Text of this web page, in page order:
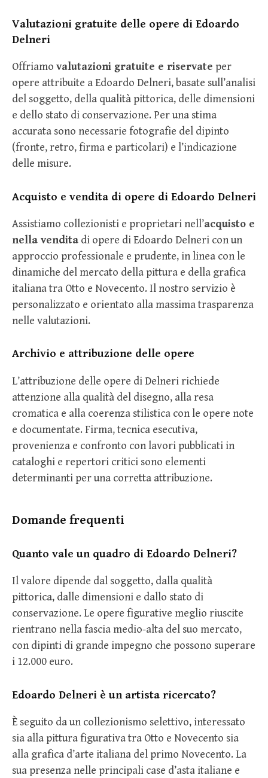
Valutazioni gratuite delle opere di Edoardo
Delneri
Offriamo valutazioni gratuite e riservate per
opere attribuite a Edoardo Delneri, basate sull’analisi
del soggetto, della qualità pittorica, delle dimensioni
e dello stato di conservazione. Per una stima
accurata sono necessarie fotografie del dipinto
(fronte, retro, firma e particolari) e l’indicazione
delle misure.
Acquisto e vendita di opere di Edoardo Delneri
Assistiamo collezionisti e proprietari nell’acquisto e
nella vendita di opere di Edoardo Delneri con un
approccio professionale e prudente, in linea con le
dinamiche del mercato della pittura e della grafica
italiana tra Otto e Novecento. Il nostro servizio è
personalizzato e orientato alla massima trasparenza
nelle valutazioni.
Archivio e attribuzione delle opere
L’attribuzione delle opere di Delneri richiede
attenzione alla qualità del disegno, alla resa
cromatica e alla coerenza stilistica con le opere note
e documentate. Firma, tecnica esecutiva,
provenienza e confronto con lavori pubblicati in
cataloghi e repertori critici sono elementi
determinanti per una corretta attribuzione.
Domande frequenti
Quanto vale un quadro di Edoardo Delneri?
Il valore dipende dal soggetto, dalla qualità
pittorica, dalle dimensioni e dallo stato di
conservazione. Le opere figurative meglio riuscite
rientrano nella fascia medio-alta del suo mercato,
con dipinti di grande impegno che possono superare
i 12.000 euro.
Edoardo Delneri è un artista ricercato?
È seguito da un collezionismo selettivo, interessato
sia alla pittura figurativa tra Otto e Novecento sia
alla grafica d’arte italiana del primo Novecento. La
sua presenza nelle principali case d’asta italiane e